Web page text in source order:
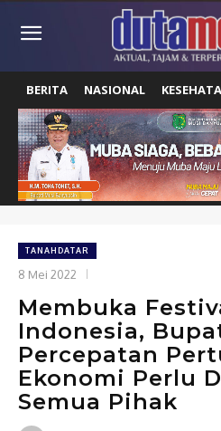
BERITA NASIONAL
TANAHDATAR
8 Mei 2022
Membuka
Indonesia,
Percepatan
Ekonomi Perlu
Semua Pihak